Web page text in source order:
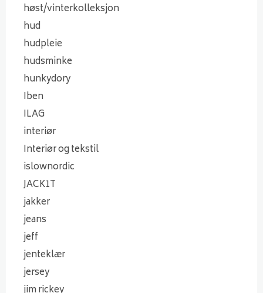
høst/vinterkolleksjon
hud
hudpleie
hudsminke
hunkydory
Iben
ILAG
interiør
Interiør og tekstil
islownordic
JACK1T
jakker
jeans
jeff
jenteklær
jersey